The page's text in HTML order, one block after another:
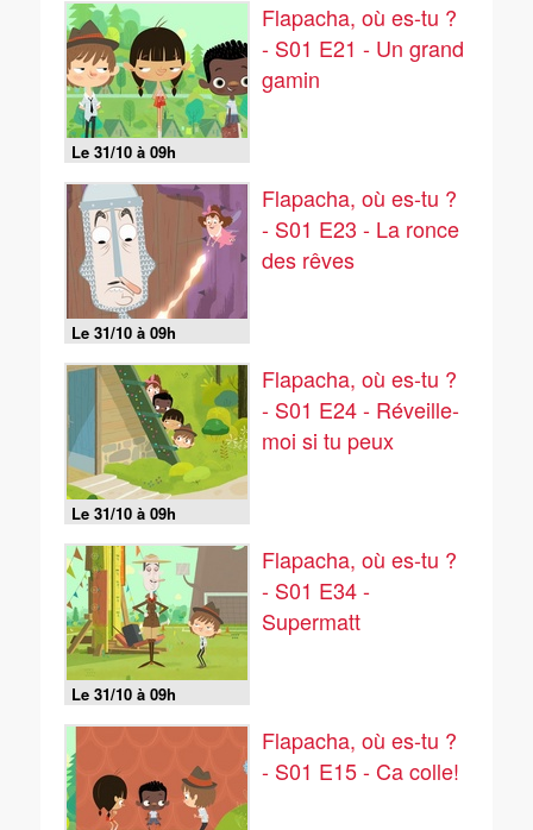
Le 31/10 à 09h
Flapacha, où es-tu ?
- S01 E21 - Un grand
gamin
Le 31/10 à 09h
Flapacha, où es-tu ?
- S01 E23 - La ronce
des rêves
Le 31/10 à 09h
Flapacha, où es-tu ?
- S01 E24 - Réveille-
moi si tu peux
Le 31/10 à 09h
Flapacha, où es-tu ?
- S01 E34 -
Supermatt
Flapacha, où es-tu ?
- S01 E15 - Ca colle!